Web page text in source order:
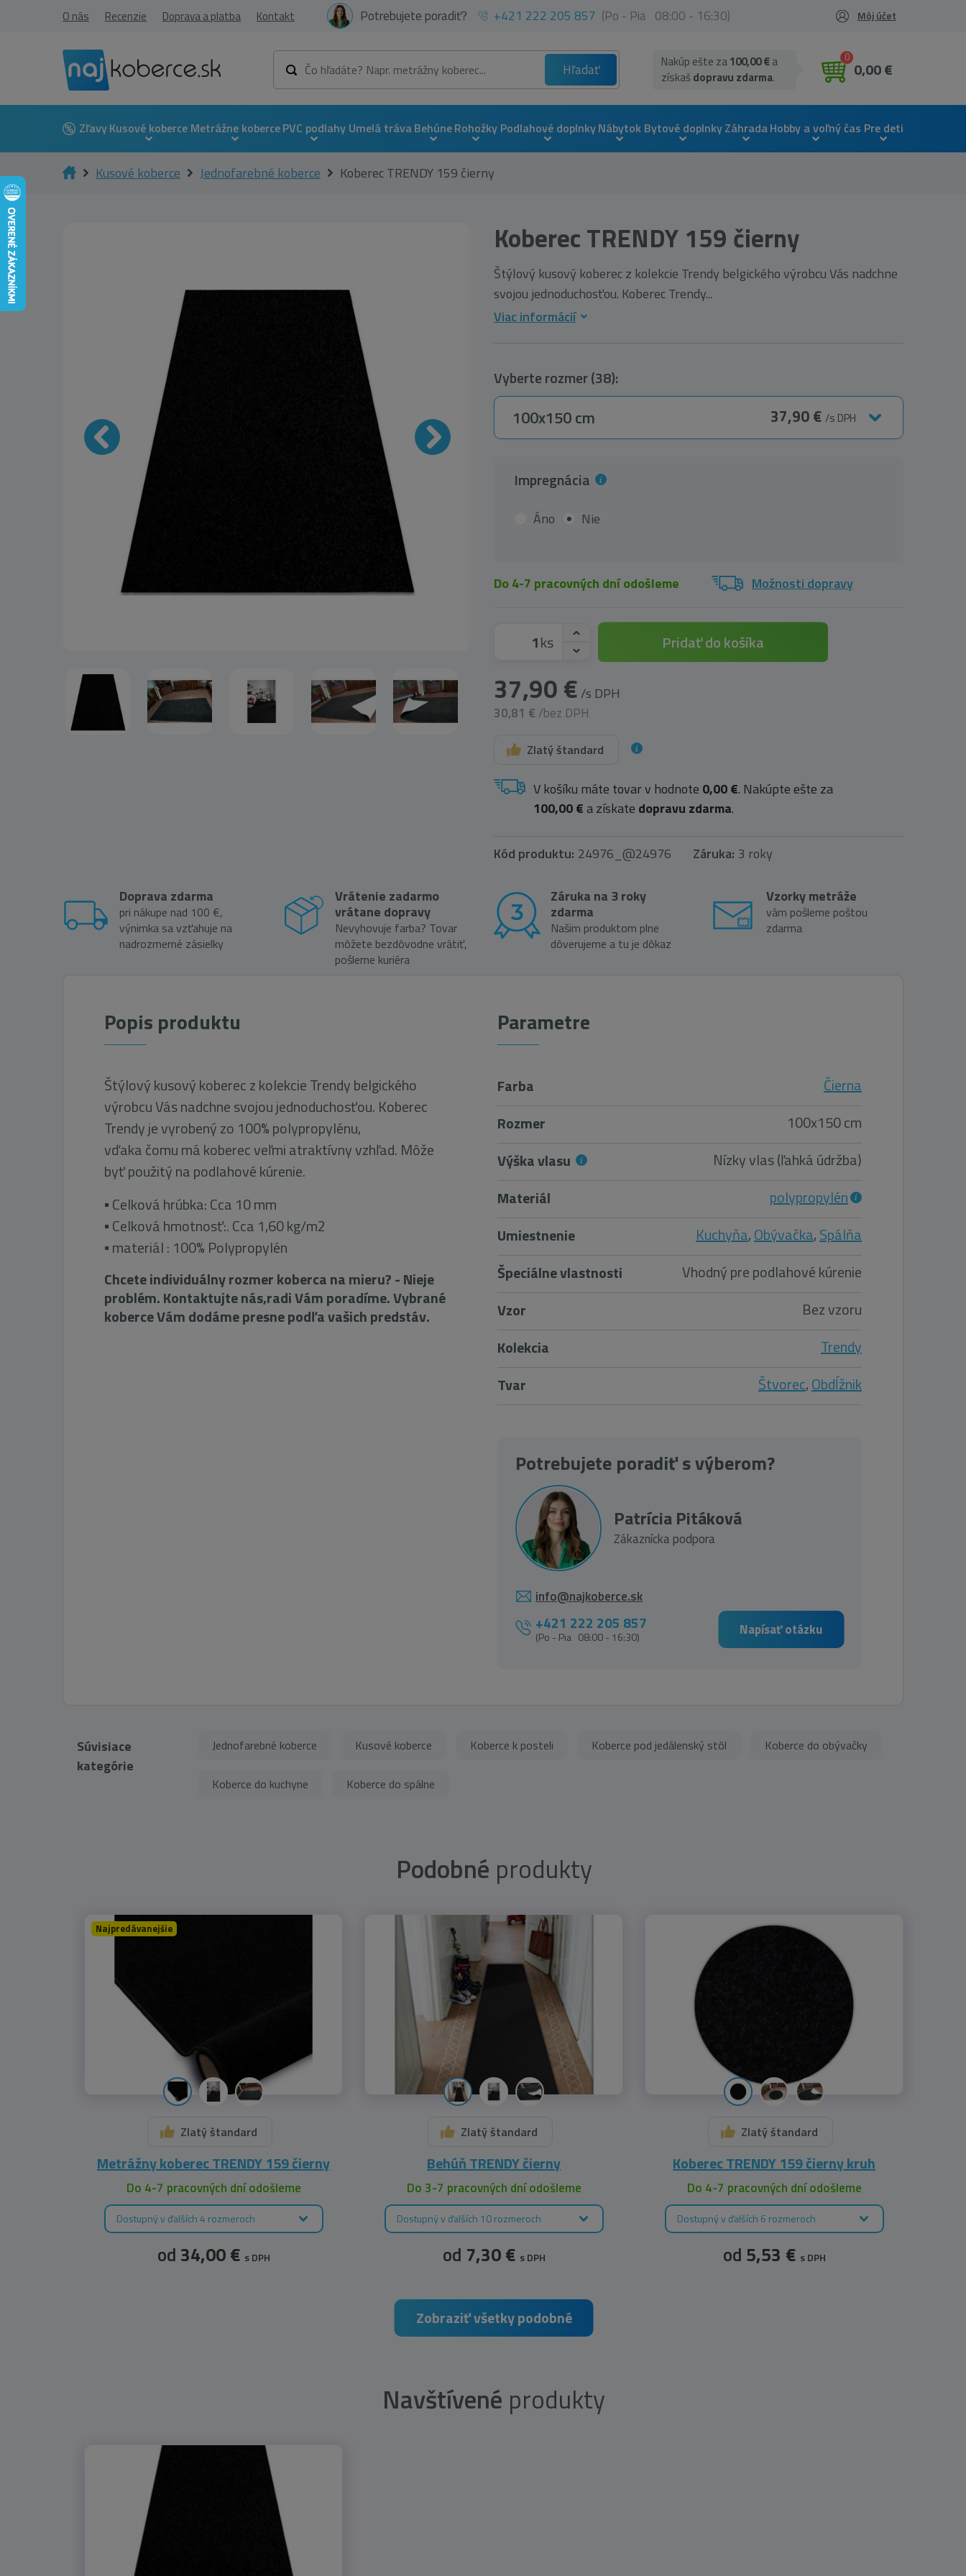
O nás Recenzie Doprava a platba Kontakt Potrebujete poradiť? +421 222 205 857 (Po - Pia 08:00 - 16:30) Môj účet
Hľadať
0
0,00 €
Nakúp ešte za100,00 €a
získaš dopravu zdarma.
ZľavyKusové koberce Metrážne kobercePVC podlahy Umelá trávaBehúneRohožky Podlahové doplnkyNábytok Bytové doplnkyZáhradaHobby a voľný čas Pre deti
Kusové koberce Jednofarebné koberce Koberec TRENDY 159 čierny
Koberec TRENDY 159 čierny
Štýlový kusový koberec z kolekcie Trendy belgického výrobcu Vás nadchne
svojou jednoduchosťou. Koberec Trendy...
Viac informácií
Vyberte rozmer (38):
100x150 cm 37,90 € /s DPH
Impregnácia
Áno Nie
Do 4-7 pracovných dní odošleme Možnosti dopravy
ks
37,90 € /s DPH
30,81 € /bez DPH
Pridať do košíka
Zlatý štandard
V košíku máte tovar v hodnote 0,00 €. Nakúpte ešte za
100,00 €a získate dopravu zdarma.
Kód produktu: 24976_@24976 Záruka: 3 roky
Doprava zdarma
pri nákupe nad 100 €,
výnimka sa vzťahuje na
nadrozmerné zásielky
Vrátenie zadarmo
vrátane dopravy
Nevyhovuje farba? Tovar
môžete bezdôvodne vrátiť,
pošleme kuriéra
Záruka na 3 roky
zdarma
Našim produktom plne
dôverujeme a tu je dôkaz
Vzorky metráže
vám pošleme poštou
zdarma
Popis produktu
Štýlový kusový koberec z kolekcie Trendy belgického
výrobcu Vás nadchne svojou jednoduchosťou. Koberec
Trendy je vyrobený zo 100% polypropylénu,
vďaka čomu má koberec veľmi atraktívny vzhľad. Môže
byť použitý na podlahové kúrenie.
▪ Celková hrúbka: Cca 10 mm
▪ Celková hmotnosť:. Cca 1,60 kg/m2
▪ materiál : 100% Polypropylén
Chcete individuálny rozmer koberca na mieru? - Nieje
problém. Kontaktujte nás,radi Vám poradíme. Vybrané
koberce Vám dodáme presne podľa vašich predstáv.
Parametre
Farba
Čierna
Rozmer
100x150 cm
Výška vlasu
Nízky vlas (ľahká údržba)
Materiál
polypropylén
Umiestnenie
Kuchyňa,Obývačka,Spálňa
Špeciálne vlastnosti
Vhodný pre podlahové kúrenie
Vzor
Bez vzoru
Kolekcia
Trendy
Tvar
Štvorec,Obdĺžnik
Potrebujete poradiť s výberom?
Patrícia Pitáková
Zákaznícka podpora
info@najkoberce.sk
+421 222 205 857
(Po - Pia 08:00 - 16:30) Napísať otázku
Súvisiace
kategórie
Jednofarebné koberce Kusové koberce Koberce k posteli Koberce pod jedálenský stôl Koberce do obývačky
Koberce do kuchyne Koberce do spálne
Podobné produkty
Najpredávanejšie
Zlatý štandard
Metrážny koberec TRENDY 159 čierny
Do 4-7 pracovných dní odošleme
Dostupný v ďalších 4 rozmeroch
od 34,00 € s DPH
Zlatý štandard
Behúň TRENDY čierny
Do 3-7 pracovných dní odošleme
Dostupný v ďalších 10 rozmeroch
od 7,30 € s DPH
Zlatý štandard
Koberec TRENDY 159 čierny kruh
Do 4-7 pracovných dní odošleme
Dostupný v ďalších 6 rozmeroch
od 5,53 € s DPH
Zobraziť všetky podobné
Navštívené produkty